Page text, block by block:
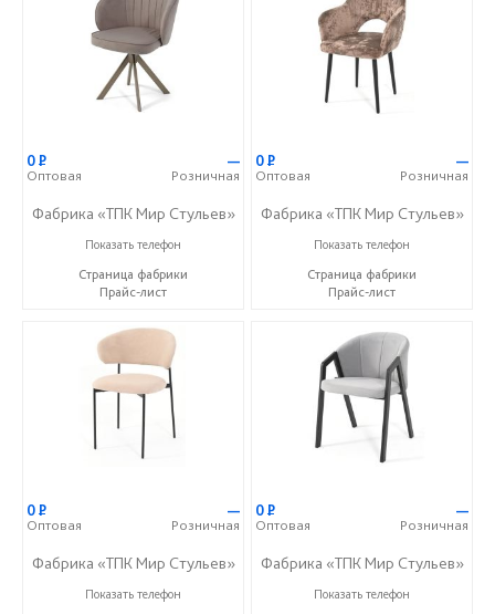
0Р
Оптовая
—
Розничная
Фабрика «ТПК Мир Стульев»
8 (927) 648-00-04
Показать телефон
Страница фабрики
Прайс-лист
0Р
Оптовая
—
Розничная
Фабрика «ТПК Мир Стульев»
8 (927) 648-00-04
Показать телефон
Страница фабрики
Прайс-лист
0Р
Оптовая
—
Розничная
Фабрика «ТПК Мир Стульев»
8 (927) 648-00-04
Показать телефон
0Р
Оптовая
—
Розничная
Фабрика «ТПК Мир Стульев»
8 (927) 648-00-04
Показать телефон